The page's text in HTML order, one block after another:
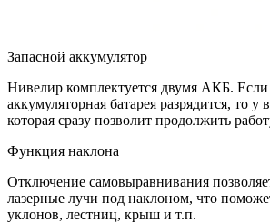
Запасной аккумулятор
Нивелир комплектуется двумя АКБ. Если
аккумуляторная батарея разрядится, то у
которая сразу позволит продолжить
Функция наклона
Отключение самовыравнивания
лазерные лучи под наклоном, что
уклонов, лестниц, крыш и т.п.